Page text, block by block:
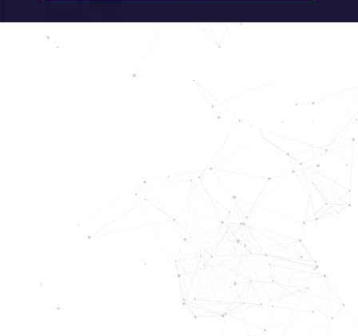
Yapay Zeka Eğitimi
Fundamental concepts of AI
AI technical fundamentals